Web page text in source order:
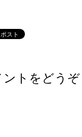
ントをどうぞ